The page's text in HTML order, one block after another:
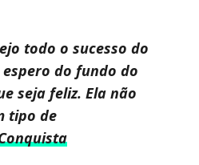
todo o sucesso do
do fundo do
seja feliz. Ela não
tipo de